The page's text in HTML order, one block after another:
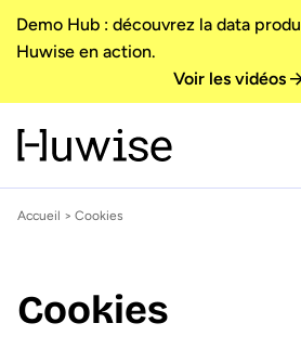
Demo Hub : découvrez la data
Huwise en action.
Voir les vidéos
Accueil > Cookies
Cookies